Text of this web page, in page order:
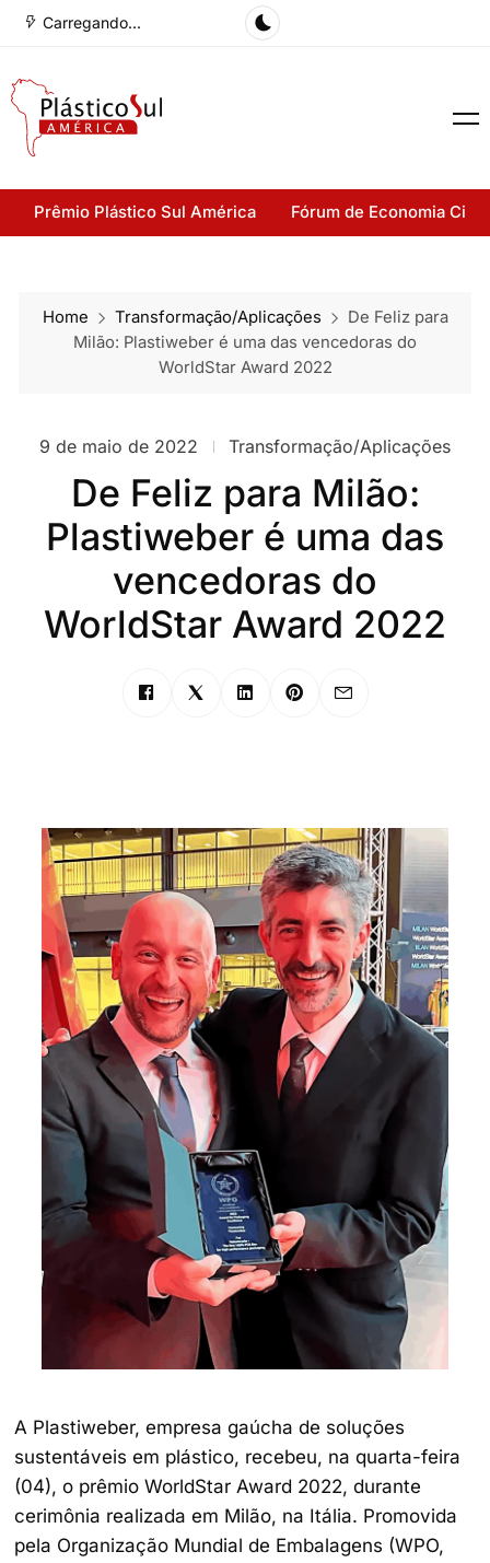
Carregando...
Prêmio Plástico Sul América Fórum de Economia
Home Transformação/Aplicações
De Feliz para
Milão: Plastiweber é uma das vencedoras do
WorldStar Award 2022
9 de maio de 2022 Transformação/Aplicações
De Feliz para Milão:
Plastiweber é uma das
vencedoras do
WorldStar Award 2022
A Plastiweber, empresa gaúcha de soluções
sustentáveis em plástico, recebeu, na quarta-feira
(04), o prêmio WorldStar Award 2022, durante
cerimônia realizada em Milão, na Itália. Promovida
pela Organização Mundial de Embalagens (WPO,